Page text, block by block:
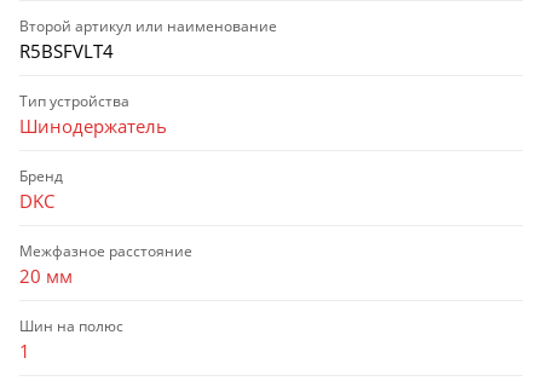
Второй артикул или наименование
R5BSFVLT4
Тип устройства
Шинодержатель
Бренд
DKC
Межфазное расстояние
20 мм
Шин на полюс
1